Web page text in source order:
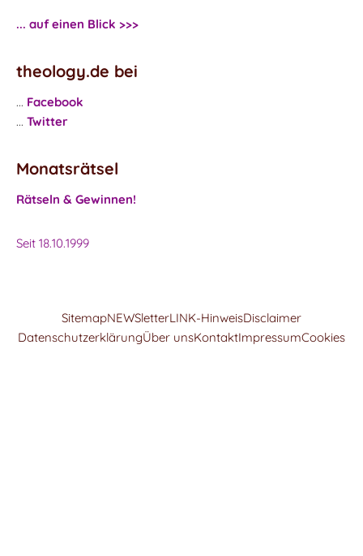
... auf einen Blick >>>
theology.de bei
... Facebook
... Twitter
Monatsrätsel
Rätseln & Gewinnen!
Seit 18.10.1999
SitemapNEWSletterLINK-HinweisDisclaimer
DatenschutzerklärungÜber unsKontaktImpressumCookies